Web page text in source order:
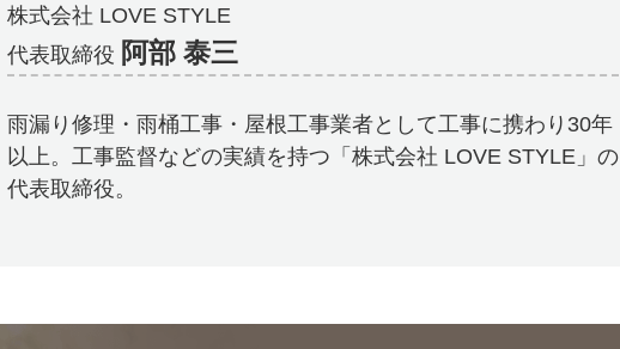
株式会社 LOVE STYLE
代表取締役 阿部 泰三
雨漏り修理・雨桶工事・屋根工事業者として工事に携わり30年
以上。工事監督などの実績を持つ「株式会社 LOVE STYLE」の
代表取締役。